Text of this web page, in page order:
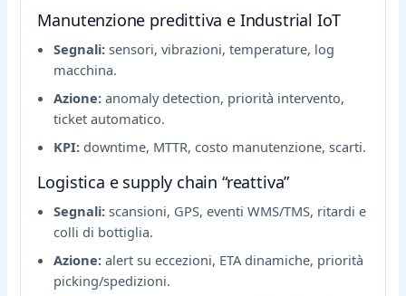
Manutenzione predittiva e Industrial IoT
Segnali: sensori, vibrazioni, temperature, log
macchina.
Azione: anomaly detection, priorità intervento,
ticket automatico.
KPI: downtime, MTTR, costo manutenzione, scarti.
Logistica e supply chain “reattiva”
Segnali: scansioni, GPS, eventi WMS/TMS, ritardi e
colli di bottiglia.
Azione: alert su eccezioni, ETA dinamiche, priorità
picking/spedizioni.